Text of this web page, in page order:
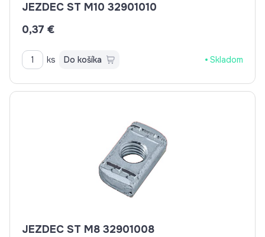
JEZDEC ST M10 32901010
0,37 €
ks Do košíka Skladom
JEZDEC ST M8 32901008